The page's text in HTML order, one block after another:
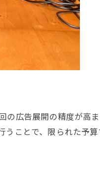
広告展開の精度が高
ことで、限られた予算